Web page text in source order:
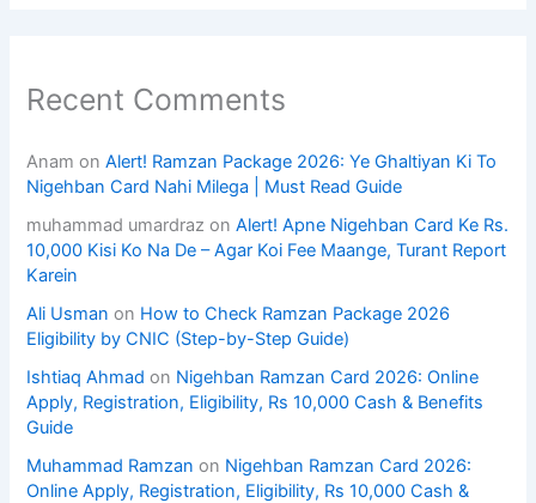
Recent Comments
Anam onAlert! Ramzan Package 2026: Ye Ghaltiyan Ki To
Nigehban Card Nahi Milega | Must Read Guide
muhammad umardraz onAlert! Apne Nigehban Card Ke Rs.
10,000 Kisi Ko Na De – Agar Koi Fee Maange, Turant Report
Karein
Ali Usman on How to Check Ramzan Package 2026
Eligibility by CNIC (Step-by-Step Guide)
Ishtiaq Ahmad on Nigehban Ramzan Card 2026: Online
Apply, Registration, Eligibility, Rs 10,000 Cash & Benefits
Guide
Muhammad Ramzan on Nigehban Ramzan Card 2026:
Online Apply, Registration, Eligibility, Rs 10,000 Cash &